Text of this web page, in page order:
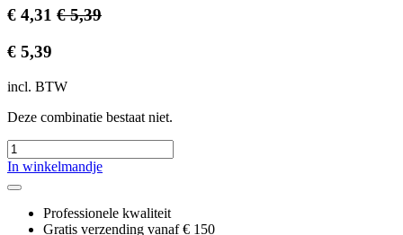
€ 4,31 €5,39
€ 5,39
incl. BTW
Deze combinatie bestaat niet.
In winkelmandje
Professionele kwaliteit
Gratis verzending vanaf € 150